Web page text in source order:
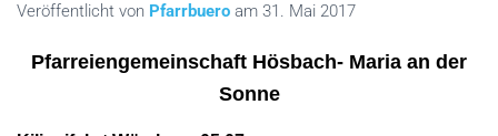
Veröffentlicht von Pfarrbuero am 31. Mai 2017
Pfarreiengemeinschaft Hösbach- Maria an der
Sonne